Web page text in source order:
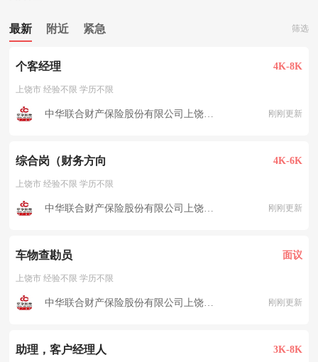
最新 附近 紧急 筛选
个客经理 4K-8K
上饶市 经验不限 学历不限
中华联合财产保险股份有限公司上饶中心支公司 刚刚更新
综合岗（财务方向 4K-6K
上饶市 经验不限 学历不限
中华联合财产保险股份有限公司上饶中心支公司 刚刚更新
车物查勘员 面议
上饶市 经验不限 学历不限
中华联合财产保险股份有限公司上饶中心支公司 刚刚更新
助理，客户经理人 3K-8K